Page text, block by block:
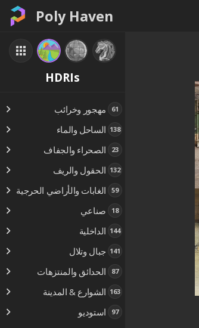
Poly Haven
HDRIs
مهجور وخرائب 61
الساحل والماء 138
الصحراء والجفاف 23
الحقول والريف 132
الغابات والأراضي الحرجية 59
صناعي 18
الداخلية 144
جبال وتلال 141
الحدائق والمنتزهات 87
الشوارع & المدينة 163
استوديو 97